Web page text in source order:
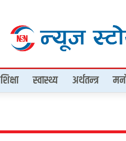
शिक्षा स्वास्थ्य अर्थतन्त्र